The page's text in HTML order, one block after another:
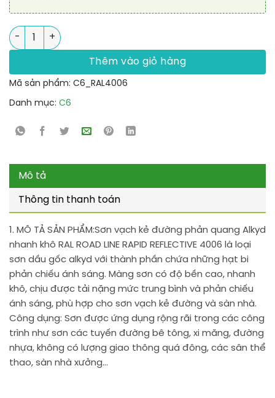
Sơn vạch kẻ đường phản quang Alkyd nhanh khô RAL ROAD
Thêm vào giỏ hàng
Mã sản phẩm: C6_RAL4006
Danh mục: C6
Mô tả
Thông tin thanh toán
1. MÔ TẢ SẢN PHẨM:Sơn vạch kẻ đường phản quang Alkyd
nhanh khô RAL ROAD LINE RAPID REFLECTIVE 4006 là loại
sơn dầu gốc alkyd với thành phần chứa những hạt bi
phản chiếu ánh sáng. Màng sơn có độ bền cao, nhanh
khô, chịu được tải nặng mức trung bình và phản chiếu
ánh sáng, phù hợp cho sơn vạch kẻ đường và sàn nhà.
Công dụng: Sơn được ứng dụng rộng rãi trong các công
trình như sơn các tuyến đường bê tông, xi măng, đường
nhựa, không có lượng giao thông quá đông, các sân thể
thao, sàn nhà xưởng…